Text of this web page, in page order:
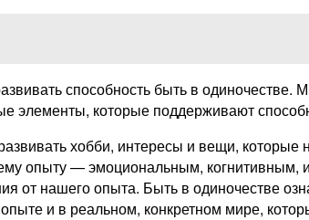
способность быть в
элементы, которые поддерживают
хобби, интересы и вещи,
опыту — эмоциональным,
от нашего опыта. Быть в одиночестве
и в реальном, конкретном мире,